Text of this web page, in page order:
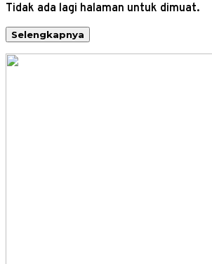
Tidak ada lagi halaman untuk dimuat.
Selengkapnya